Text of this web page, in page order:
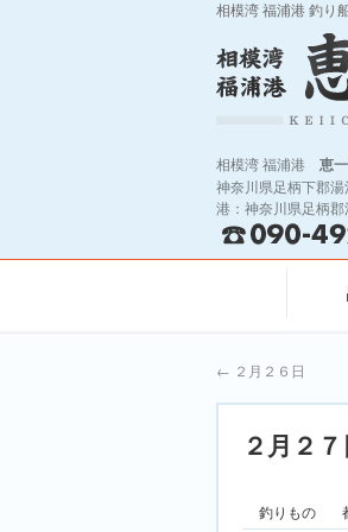
相模湾 福浦港 釣り
相模湾 福浦港 恵
神奈川県足柄下郡
港：神奈川県足柄
← ２月２６日
２月２７
釣りもの